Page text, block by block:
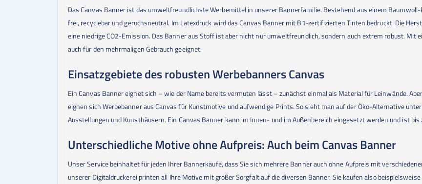
Das Canvas Banner ist das umweltfreundlichste Werbemittel in unserer Bannerfamilie. Bestehend aus einem
frei, recyclebar und geruchsneutral. Im Latexdruck wird das Canvas Banner mit B1-zertifizierten Tinten bedruckt. Die
eine niedrige CO2-Emission. Das Banner aus Stoff ist aber nicht nur umweltfreundlich, sondern auch extrem robust. Mit
auch für den mehrmaligen Gebrauch geeignet.
Einsatzgebiete des robusten Werbebanners Canvas
Ein Canvas Banner eignet sich – wie der Name bereits vermuten lässt – zunächst einmal als Material für Leinwände.
eignen sich Werbebanner aus Canvas für Kunstmotive und aufwendige Prints. So sieht man auf der Öko-Alternative
Ausstellungen und Kunsthäusern. Ein Canvas Banner kann im Innen- und im Außenbereich eingesetzt werden und ist bis
Unterschiedliche Motive ohne Aufpreis: Auch beim Canvas Banner
Unser Service beinhaltet für jeden Ihrer Bannerkäufe, dass Sie sich mehrere Banner auch ohne Aufpreis mit
unserer Digitaldruckerei printen all Ihre Motive mit großer Sorgfalt auf die diversen Banner. Sie kaufen also